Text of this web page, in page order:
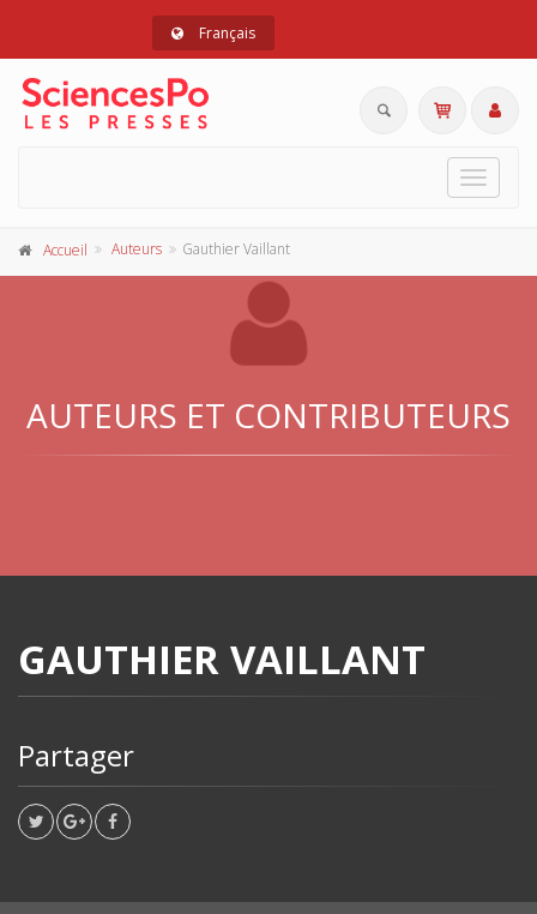
Français
Toggle
Accueil Auteurs Gauthier Vaillant
AUTEURS ET CONTRIBUTEURS
GAUTHIER VAILLANT
Partager